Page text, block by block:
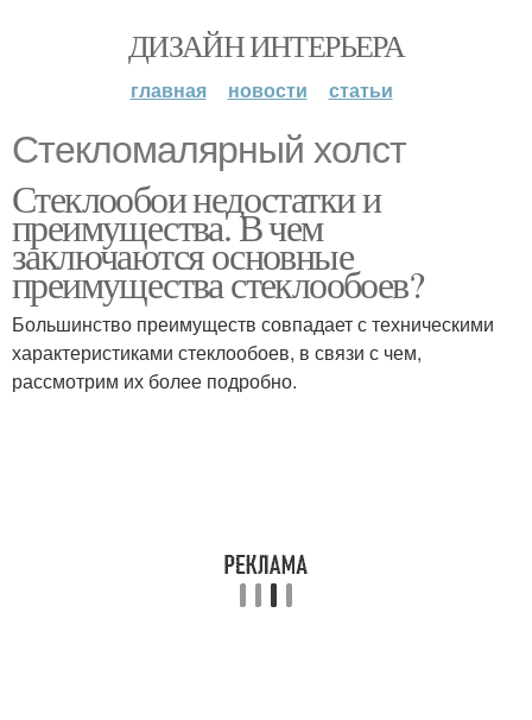
ДИЗАЙН ИНТЕРЬЕРА
главная новости статьи
Стекломалярный холст
Стеклообои недостатки и
преимущества. В чем
заключаются основные
преимущества стеклообоев?
Большинство преимуществ совпадает с техническими
характеристиками стеклообоев, в связи с чем,
рассмотрим их более подробно.